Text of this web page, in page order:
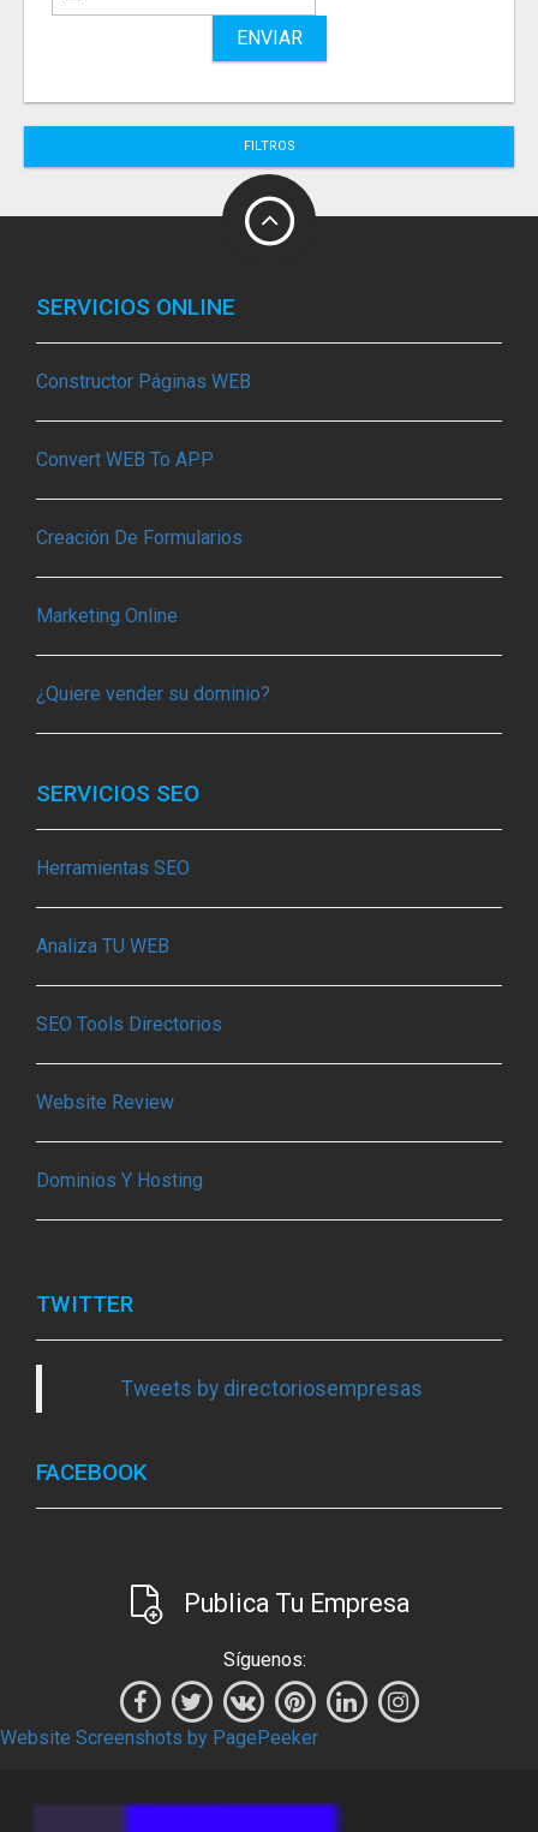
ENVIAR
FILTROS
SERVICIOS ONLINE
Constructor Páginas WEB
Convert WEB To APP
Creación De Formularios
Marketing Online
¿Quiere vender su dominio?
SERVICIOS SEO
Herramientas SEO
Analiza TU WEB
SEO Tools Directorios
Website Review
Dominios Y Hosting
TWITTER
Tweets by directoriosempresas
FACEBOOK
Publica Tu Empresa
Síguenos:
Website Screenshots by PagePeeker